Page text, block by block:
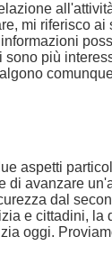
mi riferisco ai
più
aspetti
di avanzare
dal
e cittadini,
oggi.